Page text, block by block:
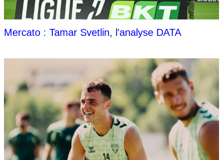
Mercato : Tamar Svetlin, l'analyse DATA